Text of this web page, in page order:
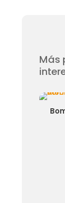
Más